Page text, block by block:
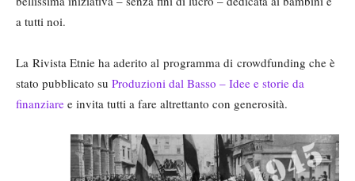
a tutti noi.
La Rivista Etnie ha aderito al programma di crowdfunding che è
stato pubblicato su Produzioni dal Basso – Idee e storie da
finanziare e invita tutti a fare altrettanto con generosità.